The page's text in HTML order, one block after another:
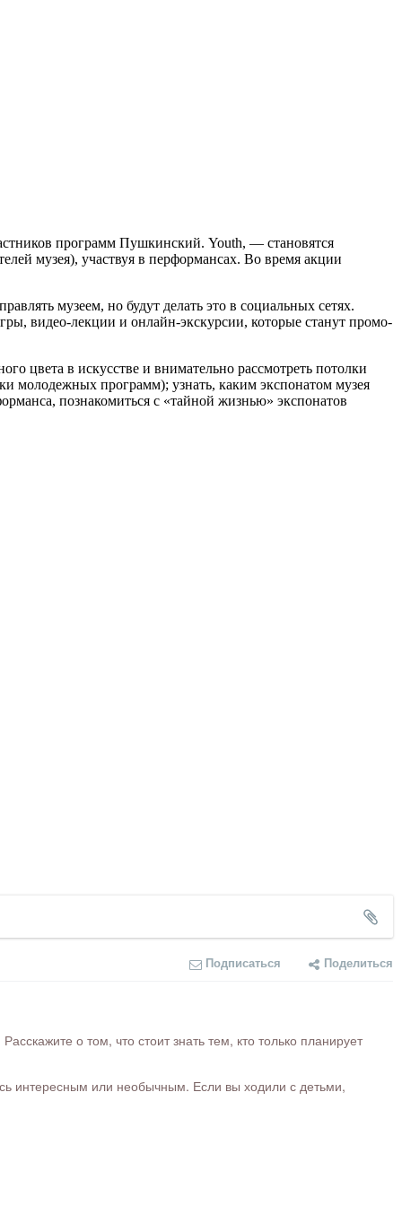
программ Пушкинский. Youth, — становятся
музея), участвуя в перформансах. Во время акции
музеем, но будут делать это в социальных сетях.
видео-лекции и онлайн-экскурсии, которые станут промо-
цвета в искусстве и внимательно рассмотреть потолки
молодежных программ); узнать, каким экспонатом музея
познакомиться с «тайной жизнью» экспонатов
Подписаться Поделиться
о том, что стоит знать тем, кто только планирует
интересным или необычным. Если вы ходили с детьми,